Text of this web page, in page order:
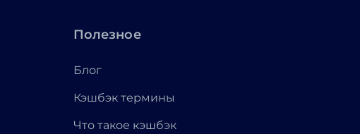
Полезное
Блог
Кэшбэк термины
Что такое кэшбэк